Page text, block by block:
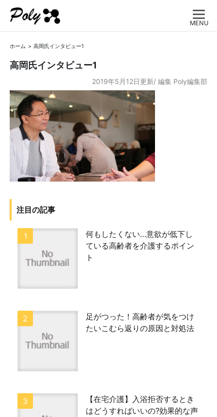
MENU
ホーム 高岡氏インタビュー1
高岡氏インタビュー1
2019年5月12日更新/ 編集 Poly編集部
注目の記事
何もしたくない…意欲が低下し
ている高齢者を介護するポイン
ト
足がつった！高齢者が気をつけ
たいこむら返りの原因と対処法
【在宅介護】入浴拒否するとき
はどうすればいいの?効果的な声